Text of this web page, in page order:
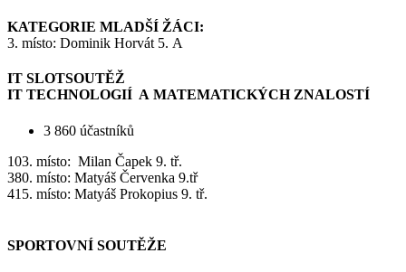
KATEGORIE MLADŠÍ ŽÁCI:
3. místo: Dominik Horvát 5. A
IT SLOTSOUTĚŽ
IT TECHNOLOGIÍ A MATEMATICKÝCH ZNALOSTÍ
3 860 účastníků
103. místo: Milan Čapek 9. tř.
380. místo: Matyáš Červenka 9.tř
415. místo: Matyáš Prokopius 9. tř.
SPORTOVNÍ SOUTĚŽE